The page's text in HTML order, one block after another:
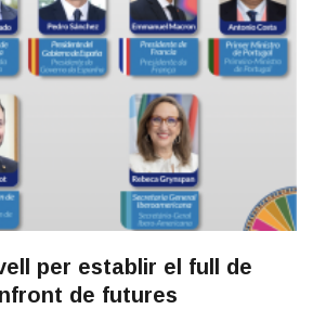
per establir el full de
de futures